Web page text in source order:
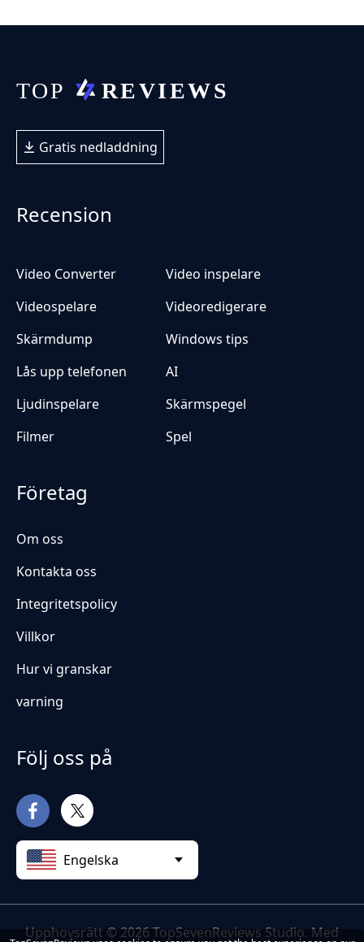
Gratis nedladdning
Recension
Video Converter
Video inspelare
Videospelare
Videoredigerare
Skärmdump
Windows tips
Lås upp telefonen
AI
Ljudinspelare
Skärmspegel
Filmer
Spel
Företag
Om oss
Kontakta oss
Integritetspolicy
Villkor
Hur vi granskar
varning
Följ oss på
Engelska
Upphovsrätt © 2026 TopSevenReviews Studio. Med